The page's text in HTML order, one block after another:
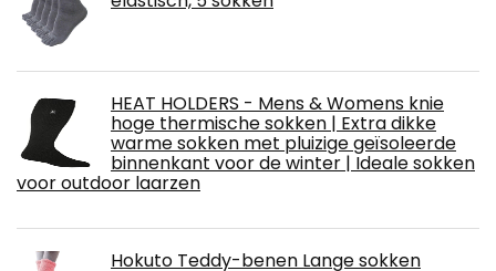
HEAT HOLDERS - Mens & Womens knie
hoge thermische sokken | Extra dikke
warme sokken met pluizige geïsoleerde
binnenkant voor de winter | Ideale sokken
voor outdoor laarzen
Hokuto Teddy-benen Lange sokken